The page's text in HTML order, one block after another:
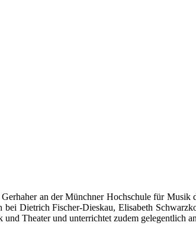
an der Münchner Hochschule für
Dietrich Fischer-Dieskau, Elisabeth
Theater und unterrichtet zudem gelegentlich